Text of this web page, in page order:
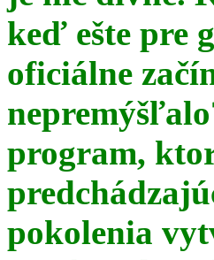
keď ešte pre
oficiálne
program,
pokolenia